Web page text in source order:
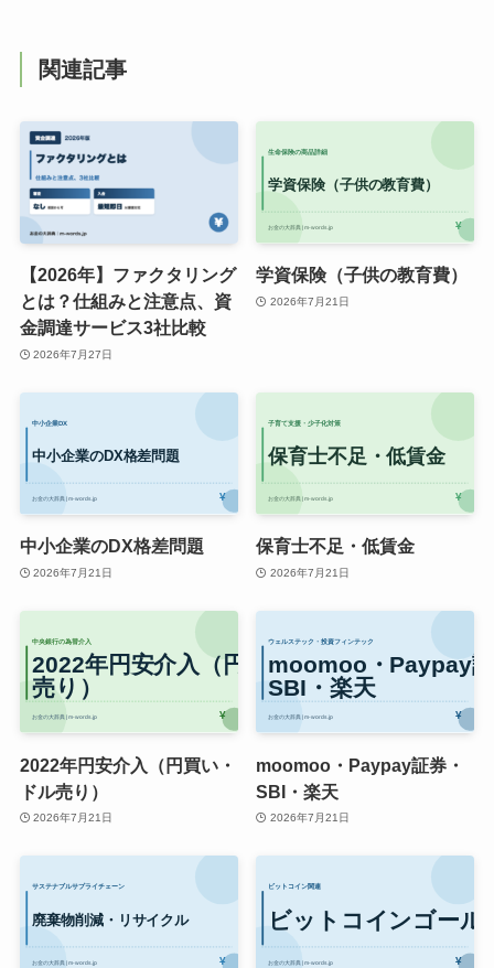
関連記事
【2026年】ファクタリング
とは？仕組みと注意点、資
金調達サービス3社比較
2026年7月27日
学資保険（子供の教育費）
2026年7月21日
中小企業のDX格差問題
2026年7月21日
保育士不足・低賃金
2026年7月21日
2022年円安介入（円買い・
ドル売り）
2026年7月21日
moomoo・Paypay証券・
SBI・楽天
2026年7月21日